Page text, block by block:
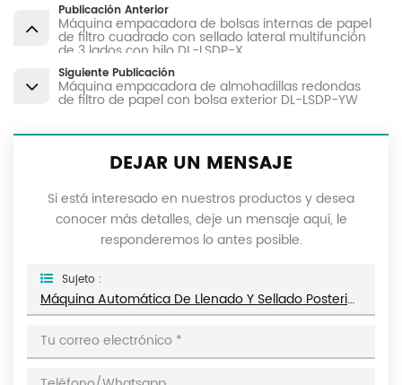
Publicación Anterior
Máquina empacadora de bolsas internas de papel
de filtro cuadrado con sellado lateral multifunción
de 3 lados con hilo DL-LSDP-X
Siguiente Publicación
Máquina empacadora de almohadillas redondas
de filtro de papel con bolsa exterior DL-LSDP-YW
DEJAR UN MENSAJE
Si está interesado en nuestros productos y desea
conocer más detalles, deje un mensaje aquí, le
responderemos lo antes posible.
Sujeto :
Máquina Automática De Llenado Y Sellado Posterior De Bolsitas De Té Cuadradas DL-ZBF-D